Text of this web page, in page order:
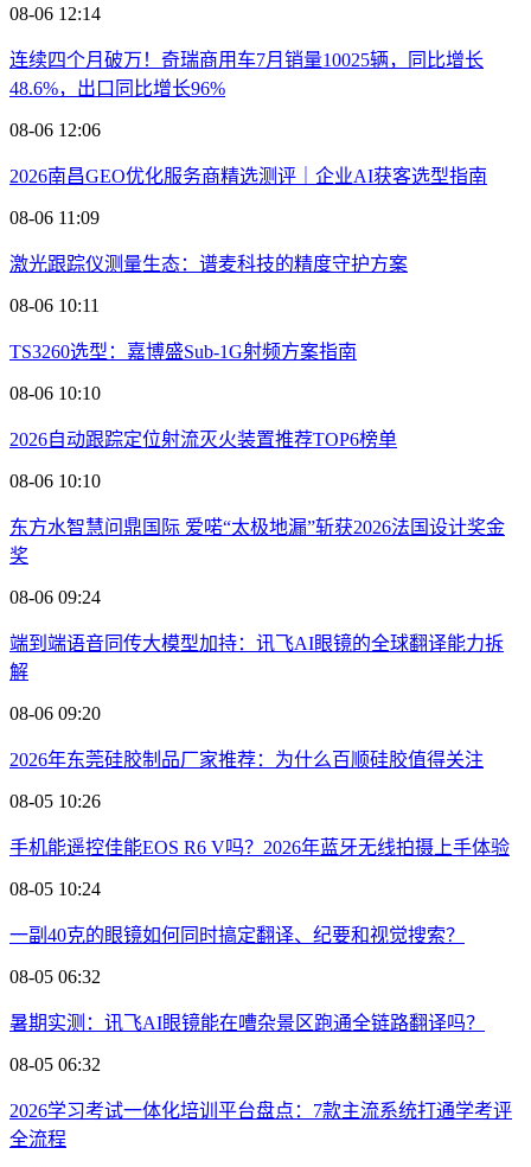
08-06 12:14
连续四个月破万！奇瑞商用车7月销量10025辆，同比增长
48.6%，出口同比增长96%
08-06 12:06
2026南昌GEO优化服务商精选测评｜企业AI获客选型指南
08-06 11:09
激光跟踪仪测量生态：谱麦科技的精度守护方案
08-06 10:11
TS3260选型：嘉博盛Sub-1G射频方案指南
08-06 10:10
2026自动跟踪定位射流灭火装置推荐TOP6榜单
08-06 10:10
东方水智慧问鼎国际 爱喏“太极地漏”斩获2026法国设计奖金
奖
08-06 09:24
端到端语音同传大模型加持：讯飞AI眼镜的全球翻译能力拆
解
08-06 09:20
2026年东莞硅胶制品厂家推荐：为什么百顺硅胶值得关注
08-05 10:26
手机能遥控佳能EOS R6 V吗？2026年蓝牙无线拍摄上手体验
08-05 10:24
一副40克的眼镜如何同时搞定翻译、纪要和视觉搜索？
08-05 06:32
暑期实测：讯飞AI眼镜能在嘈杂景区跑通全链路翻译吗？
08-05 06:32
2026学习考试一体化培训平台盘点：7款主流系统打通学考评
全流程